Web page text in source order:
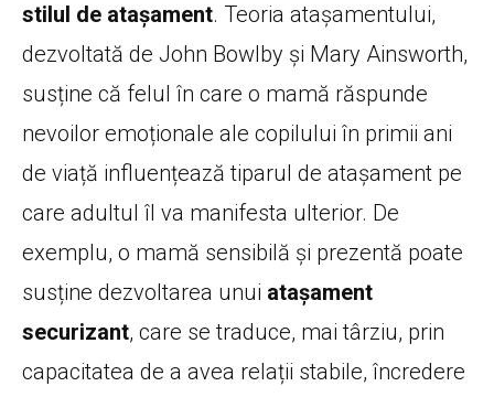
stilul de atașament. Teoria atașamentului,
dezvoltată de John Bowlby și Mary Ainsworth,
susține că felul în care o mamă răspunde
nevoilor emoționale ale copilului în primii ani
de viață influențează tiparul de atașament pe
care adultul îl va manifesta ulterior. De
exemplu, o mamă sensibilă și prezentă poate
susține dezvoltarea unui atașament
securizant, care se traduce, mai târziu, prin
capacitatea de a avea relații stabile, încredere